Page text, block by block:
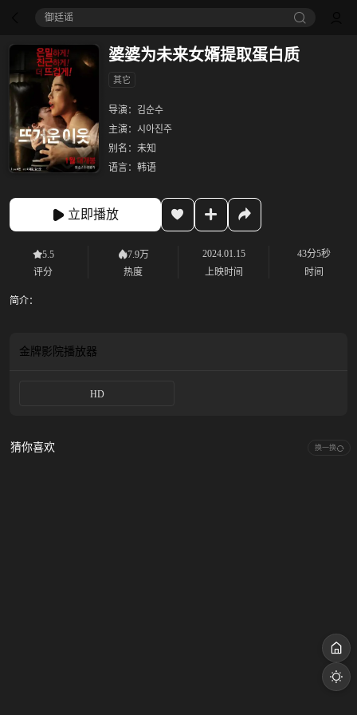
御廷谣‎
婆婆为未来女婿提取蛋白质
其它
导演： 김순수
主演： 시아진주
别名： 未知
语言： 韩语
立即播放
5.5
评分
7.9万
热度
2024.01.15
上映时间
43分5秒
时间
简介：
金牌影院播放器
HD
猜你喜欢 换一换